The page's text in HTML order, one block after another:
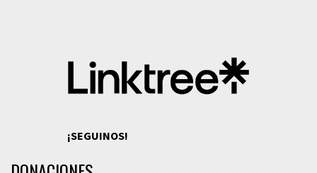
¡SEGUINOS!